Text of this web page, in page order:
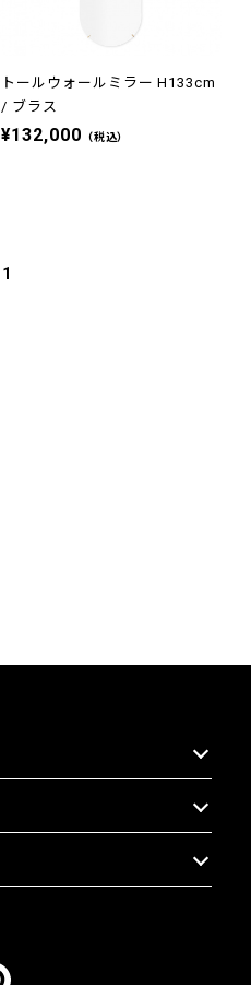
トールウォールミラー H133cm
/ ブラス
¥132,000 （税込）
1